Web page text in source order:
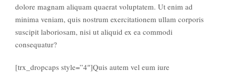
dolore magnam aliquam quaerat voluptatem. Ut enim ad
minima veniam, quis nostrum exercitationem ullam corporis
suscipit laboriosam, nisi ut aliquid ex ea commodi
consequatur?
[trx_dropcaps style=”4″]Quis autem vel eum iure